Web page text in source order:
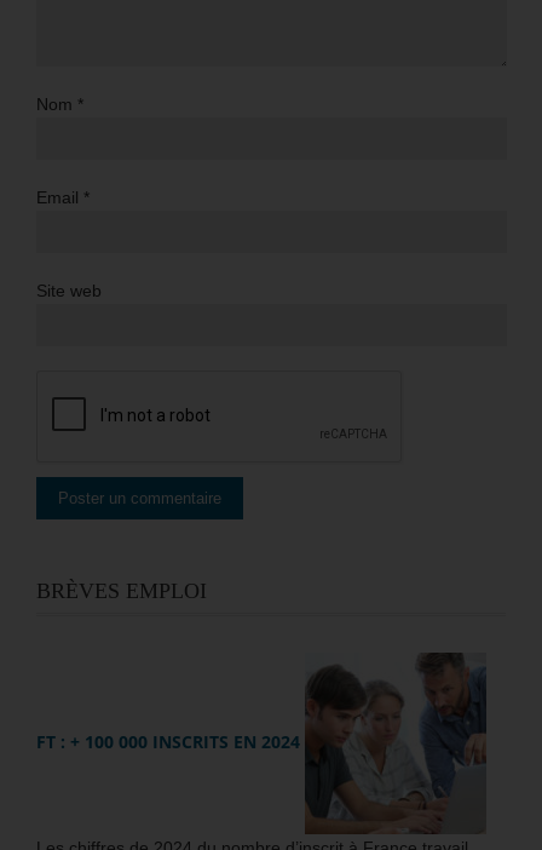
Nom *
Email *
Site web
BRÈVES EMPLOI
FT : + 100 000 INSCRITS EN 2024